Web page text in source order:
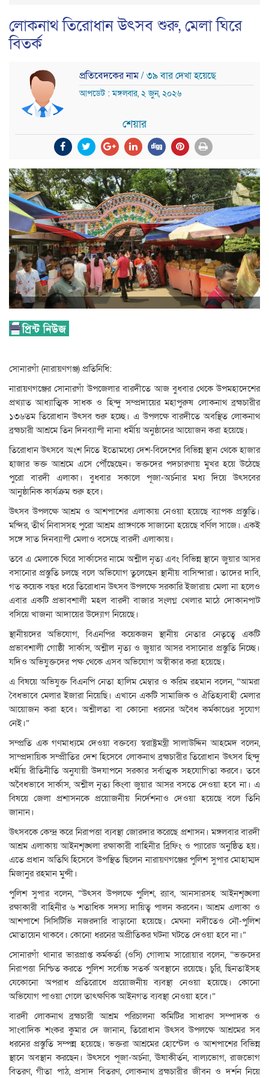
লোকনাথ তিরোধান উৎসব শুরু, মেলা ঘিরে
বিতর্ক
প্রতিবেদকের নাম/ ৩৯ বার দেখা হয়েছে
আপডেট : মঙ্গলবার, ২ জুন, ২০২৬
শেয়ার
সোনারগাঁ (নারায়ণগঞ্জ) প্রতিনিধি:
নারায়ণগঞ্জের সোনারগাঁ উপজেলার বারদীতে আজ বুধবার থেকে উপমহাদেশের
প্রখ্যাত আধ্যাত্মিক সাধক ও হিন্দু সম্প্রদায়ের মহাপুরুষ লোকনাথ ব্রহ্মচারীর
১৩৬তম তিরোধান উৎসব শুরু হচ্ছে। এ উপলক্ষে বারদীতে অবস্থিত লোকনাথ
ব্রহ্মচারী আশ্রমে তিন দিনব্যাপী নানা ধর্মীয় অনুষ্ঠানের আয়োজন করা হয়েছে।
তিরোধান উৎসবে অংশ নিতে ইতোমধ্যে দেশ-বিদেশের বিভিন্ন স্থান থেকে হাজার
হাজার ভক্ত আশ্রমে এসে পৌঁছেছেন। ভক্তদের পদচারণায় মুখর হয়ে উঠেছে
পুরো বারদী এলাকা। বুধবার সকালে পূজা-অর্চনার মধ্য দিয়ে উৎসবের
আনুষ্ঠানিক কার্যক্রম শুরু হবে।
উৎসব উপলক্ষে আশ্রম ও আশপাশের এলাকায় নেওয়া হয়েছে ব্যাপক প্রস্তুতি।
মন্দির, তীর্থ নিবাসসহ পুরো আশ্রম প্রাঙ্গণকে সাজানো হয়েছে বর্ণিল সাজে। একই
সঙ্গে সাত দিনব্যাপী মেলাও বসেছে বারদী এলাকায়।
তবে এ মেলাকে ঘিরে সার্কাসের নামে অশ্লীল নৃত্য এবং বিভিন্ন স্থানে জুয়ার আসর
বসানোর প্রস্তুতি চলছে বলে অভিযোগ তুলেছেন স্থানীয় বাসিন্দারা। তাদের দাবি,
গত কয়েক বছর ধরে তিরোধান উৎসব উপলক্ষে সরকারি ইজারায় মেলা না হলেও
এবার একটি প্রভাবশালী মহল বারদী বাজার সংলগ্ন খেলার মাঠে দোকানপাট
বসিয়ে খাজনা আদায়ের উদ্যোগ নিয়েছে।
স্থানীয়দের অভিযোগ, বিএনপির কয়েকজন স্থানীয় নেতার নেতৃত্বে একটি
প্রভাবশালী গোষ্ঠী সার্কাস, অশ্লীল নৃত্য ও জুয়ার আসর বসানোর প্রস্তুতি নিচ্ছে।
যদিও অভিযুক্তদের পক্ষ থেকে এসব অভিযোগ অস্বীকার করা হয়েছে।
এ বিষয়ে অভিযুক্ত বিএনপি নেতা হালিম মেম্বার ও করিম রহমান বলেন, “আমরা
বৈধভাবে মেলার ইজারা নিয়েছি। এখানে একটি সামাজিক ও ঐতিহ্যবাহী মেলার
আয়োজন করা হবে। অশ্লীলতা বা কোনো ধরনের অবৈধ কর্মকাণ্ডের সুযোগ
নেই।”
সম্প্রতি এক গণমাধ্যমে দেওয়া বক্তব্যে স্বরাষ্ট্রমন্ত্রী সালাউদ্দিন আহমেদ বলেন,
সাম্প্রদায়িক সম্প্রীতির দেশ হিসেবে লোকনাথ ব্রহ্মচারীর তিরোধান উৎসব হিন্দু
ধর্মীয় রীতিনীতি অনুযায়ী উদযাপনে সরকার সর্বাত্মক সহযোগিতা করবে। তবে
অবৈধভাবে সার্কাস, অশ্লীল নৃত্য কিংবা জুয়ার আসর বসতে দেওয়া হবে না। এ
বিষয়ে জেলা প্রশাসনকে প্রয়োজনীয় নির্দেশনাও দেওয়া হয়েছে বলে তিনি
জানান।
উৎসবকে কেন্দ্র করে নিরাপত্তা ব্যবস্থা জোরদার করেছে প্রশাসন। মঙ্গলবার বারদী
আশ্রম এলাকায় আইনশৃঙ্খলা রক্ষাকারী বাহিনীর ব্রিফিং ও প্যারেড অনুষ্ঠিত হয়।
এতে প্রধান অতিথি হিসেবে উপস্থিত ছিলেন নারায়ণগঞ্জের পুলিশ সুপার মোহাম্মদ
মিজানুর রহমান মুন্সী।
পুলিশ সুপার বলেন, “উৎসব উপলক্ষে পুলিশ, র‌্যাব, আনসারসহ আইনশৃঙ্খলা
রক্ষাকারী বাহিনীর ৬ শতাধিক সদস্য দায়িত্ব পালন করবেন। আশ্রম এলাকা ও
আশপাশে সিসিটিভি নজরদারি বাড়ানো হয়েছে। মেঘনা নদীতেও নৌ-পুলিশ
মোতায়েন থাকবে। কোনো ধরনের অপ্রীতিকর ঘটনা ঘটতে দেওয়া হবে না।”
সোনারগাঁ থানার ভারপ্রাপ্ত কর্মকর্তা (ওসি) গোলাম সারোয়ার বলেন, “ভক্তদের
নিরাপত্তা নিশ্চিত করতে পুলিশ সর্বোচ্চ সতর্ক অবস্থানে রয়েছে। চুরি, ছিনতাইসহ
যেকোনো অপরাধ প্রতিরোধে প্রয়োজনীয় ব্যবস্থা নেওয়া হয়েছে। কোনো
অভিযোগ পাওয়া গেলে তাৎক্ষণিক আইনগত ব্যবস্থা নেওয়া হবে।”
বারদী লোকনাথ ব্রহ্মচারী আশ্রম পরিচালনা কমিটির সাধারণ সম্পাদক ও
সাংবাদিক শংকর কুমার দে জানান, তিরোধান উৎসব উপলক্ষে আশ্রমের সব
ধরনের প্রস্তুতি সম্পন্ন হয়েছে। ভক্তরা আশ্রমের হোস্টেল ও আশপাশের বিভিন্ন
স্থানে অবস্থান করছেন। উৎসবে পূজা-অর্চনা, ঊষাকীর্তন, বাল্যভোগ, রাজভোগ
বিতরণ, গীতা পাঠ, প্রসাদ বিতরণ, লোকনাথ ব্রহ্মচারীর জীবন ও দর্শন নিয়ে